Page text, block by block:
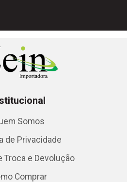
Somos
de Privacidade
Troca e Devolução
Comprar